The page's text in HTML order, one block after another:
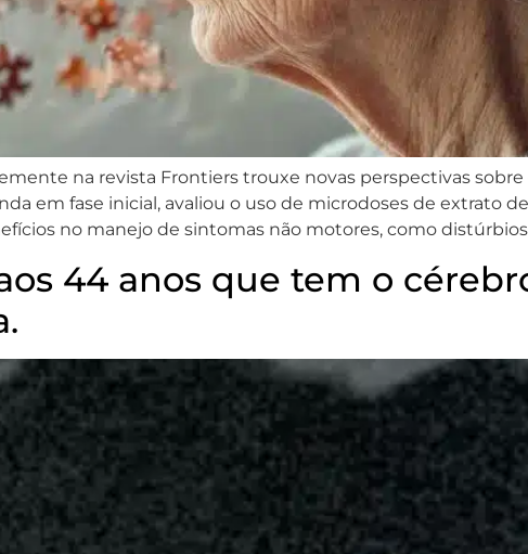
na revista Frontiers trouxe novas perspectivas
em fase inicial, avaliou o uso de microdoses de extrato
no manejo de sintomas não motores, como distúrbios
44 anos que tem o